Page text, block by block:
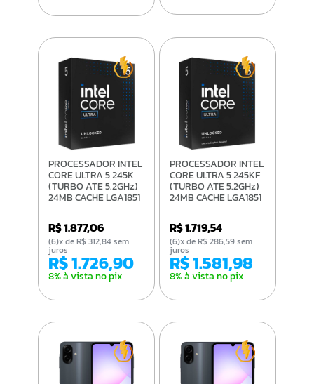
PROCESSADOR INTEL
CORE ULTRA 5 245K
(TURBO ATE 5.2GHz)
24MB CACHE LGA1851
R$ 1.877,06
R$ 1.726,90
8% à vista no pix
(6)x de R$ 312,84 sem
juros
PROCESSADOR INTEL
CORE ULTRA 5 245KF
(TURBO ATE 5.2GHz)
24MB CACHE LGA1851
R$ 1.719,54
R$ 1.581,98
8% à vista no pix
(6)x de R$ 286,59 sem
juros